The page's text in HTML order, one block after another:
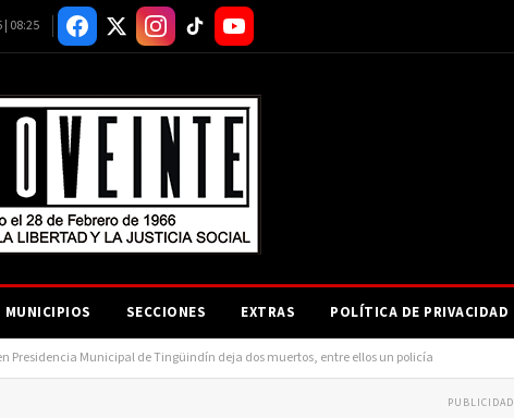
08:25
MUNICIPIOS SECCIONES EXTRAS POLÍTICA DE PRIVACIDAD
Presidencia Municipal de Tingüindín deja dos muertos, entre ellos un policía
PUBLICIDAD